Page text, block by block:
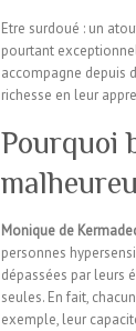
Etre surdoué : un
pourtant
accompagne depuis
richesse en leur
Pourquoi
Monique de
personnes
dépassées par leurs
seules. En fait,
exemple, leur